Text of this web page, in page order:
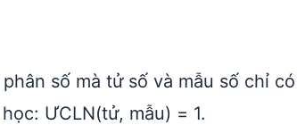
số mà tử số và mẫu số chỉ có
ƯCLN(tử, mẫu) = 1.